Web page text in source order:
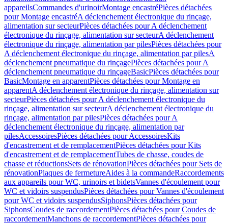
appareilsCommandes d'urinoirMontage encastréPièces détachées
pour Montage encastréA déclenchement électronique du rinçage,
alimentation sur secteurPièces détachées pour A déclenchement
électronique du rinçage, alimentation sur secteurA déclenchement
électronique du rinçage, alimentation par pilesPièces détachées pour
A déclenchement électronique du rinçage, alimentation par pilesA
déclenchement pneumatique du rinçagePièces détachées pour A
déclenchement pneumatique du rinçageBasicPièces détachées pour
BasicMontage en apparentPièces détachées pour Montage en
apparentA déclenchement électronique du rinçage, alimentation sur
secteurPièces détachées pour A déclenchement électronique du
rinçage, alimentation sur secteurA déclenchement électronique du
rinçage, alimentation par pilesPièces détachées pour A
déclenchement électronique du rinçage, alimentation par
pilesAccessoiresPièces détachées pour AccessoiresKits
d'encastrement et de remplacementPièces détachées pour Kits
d'encastrement et de remplacementTubes de chasse, coudes de
chasse et réductionsSets de rénovationPièces détachées pour Sets de
rénovationPlaques de fermetureAides à la commandeRaccordements
aux appareils pour WC, urinoirs et bidetsVannes d'écoulement pour
WC et vidoirs suspendusPièces détachées pour Vannes d'écoulement
pour WC et vidoirs suspendusSiphonsPièces détachées pour
SiphonsCoudes de raccordementPièces détachées pour Coudes de
raccordementManchons de raccordementPièces détachées pour